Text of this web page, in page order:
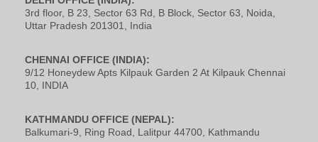
3rd floor, B 23, Sector 63 Rd, B Block, Sector 63, Noida,
Uttar Pradesh 201301, India
CHENNAI OFFICE (INDIA):
9/12 Honeydew Apts Kilpauk Garden 2 At Kilpauk Chennai
10, INDIA
KATHMANDU OFFICE (NEPAL):
Balkumari-9, Ring Road, Lalitpur 44700, Kathmandu